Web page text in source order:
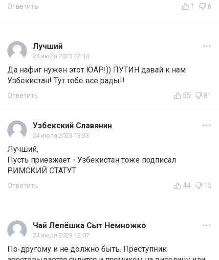
Ответить 1 6
Лучший
24 июля 2023 12:14
Да нафиг нужен этот ЮАР!)) ПУТИН давай к нам
Узбекистан! Тут тебе все рады!!
Ответить 55 81
Узбекский Славянин
24 июля 2023 13:33
Лучший,
Пусть приезжает - Узбекистан тоже подписал
РИМСКИЙ СТАТУТ
Ответить 44 15
Чай Лепёшка Сыт Немножко
24 июля 2023 12:07
По-другому и не должно быть. Преступник